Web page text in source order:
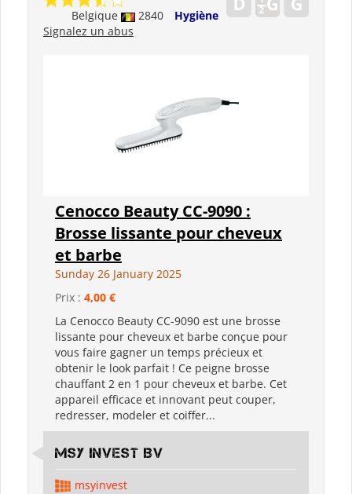
Belgique 2840
Hygiène
Signalez un abus
Cenocco Beauty CC-9090 :
Brosse lissante pour cheveux
et barbe
Sunday 26 January 2025
Prix : 4,00 €
La Cenocco Beauty CC-9090 est une brosse
lissante pour cheveux et barbe conçue pour
vous faire gagner un temps précieux et
obtenir le look parfait ! Ce peigne brosse
chauffant 2 en 1 pour cheveux et barbe. Cet
appareil efficace et innovant peut couper,
redresser, modeler et coiffer...
MSY Invest BV
msyinvest